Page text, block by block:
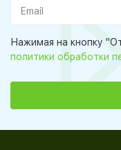
Нажимая на кнопку
политики обработки